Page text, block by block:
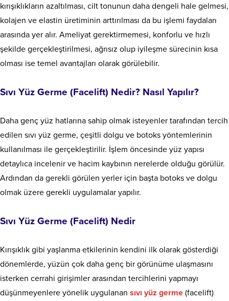
kırışıklıkların azaltılması, cilt tonunun daha dengeli hale gelmesi,
kolajen ve elastin üretiminin arttırılması da bu işlemi faydaları
arasında yer alır. Ameliyat gerektirmemesi, konforlu ve hızlı
şekilde gerçekleştirilmesi, ağrısız olup iyileşme sürecinin kısa
olması ise temel avantajları olarak görülebilir.
Sıvı Yüz Germe (Facelift) Nedir? Nasıl Yapılır?
Daha genç yüz hatlarına sahip olmak isteyenler tarafından tercih
edilen sıvı yüz germe, çeşitli dolgu ve botoks yöntemlerinin
kullanılması ile gerçekleştirilir. İşlem öncesinde yüz yapısı
detaylıca incelenir ve hacim kaybının nerelerde olduğu görülür.
Ardından da gerekli görülen yerler için başta botoks ve dolgu
olmak üzere gerekli uygulamalar yapılır.
Sıvı Yüz Germe (Facelift) Nedir
Kırışıklık gibi yaşlanma etkilerinin kendini ilk olarak gösterdiği
dönemlerde, yüzün çok daha genç bir görünüme ulaşmasını
isterken cerrahi girişimler arasından tercihlerini yapmayı
düşünmeyenlere yönelik uygulanan sıvı yüz germe (facelift)